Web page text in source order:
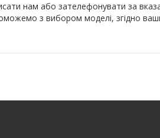
нам або зателефонувати за
з вибором моделі, згідно